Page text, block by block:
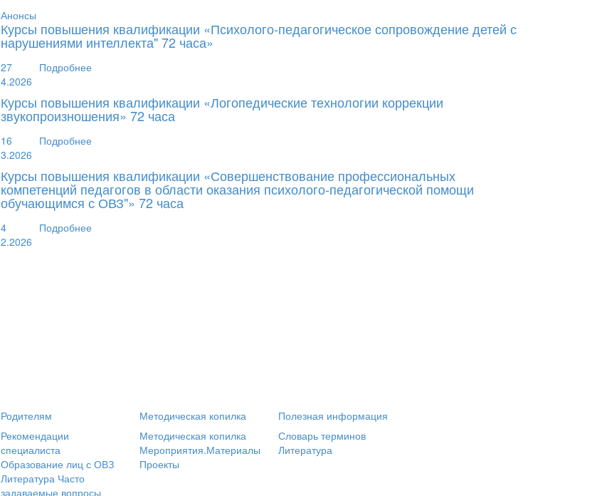
Анонсы
Курсы повышения квалификации «Психолого-педагогическое сопровождение детей с
нарушениями интеллекта" 72 часа»
27
4.2026
Подробнее
Курсы повышения квалификации «Логопедические технологии коррекции
звукопроизношения» 72 часа
16
3.2026
Подробнее
Курсы повышения квалификации «Совершенствование профессиональных
компетенций педагогов в области оказания психолого-педагогической помощи
обучающимся с ОВЗ"» 72 часа
4
2.2026
Подробнее
Родителям
Рекомендации
специалиста
Образование лиц с ОВЗ
Литература Часто
задаваемые вопросы
Методическая копилка
Методическая копилка
Мероприятия.Материалы
Проекты
Полезная информация
Словарь терминов
Литература